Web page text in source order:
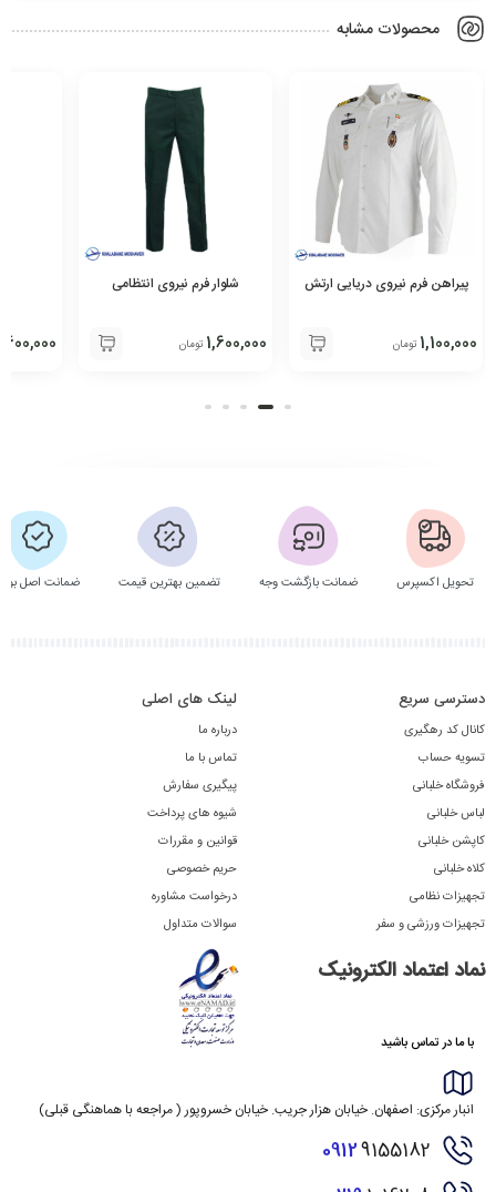
محصولات مشابه
پیراهن فرم نیروی دریایی ارتش
1,100,000 تومان
شلوار فرم نیروی انتظامی
1,600,000 تومان
تحویل اکسپرس ضمانت بازگشت وجه تضمین بهترین قیمت ضمانت اصل
دسترسی سریع
کانال کد رهگیری
تسویه حساب
فروشگاه خلبانی
لباس خلبانی
کاپشن خلبانی
کلاه خلبانی
تجهیزات نظامی
تجهیزات ورزشی و سفر
لینک های اصلی
درباره ما
تماس با ما
پیگیری سفارش
شیوه های پرداخت
قوانین و مقررات
حریم خصوصی
درخواست مشاوره
سوالات متداول
نماد اعتماد الکترونیک
با ما در تماس باشید
انبار مرکزی: اصفهان. خیابان هزار جریب. خیابان خسروپور ( مراجعه با هماهنگی قبلی)
09129155182